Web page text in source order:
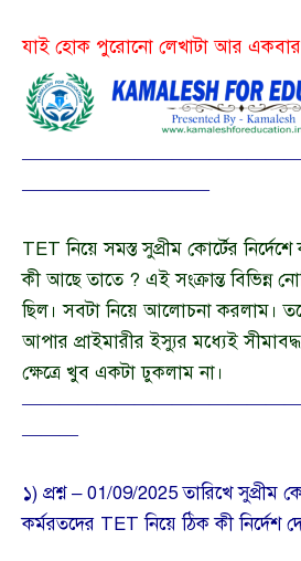
যাই হোক পুরোনো লেখাটা আর একবার
——————————
TET নিয়ে সমস্ত সুপ্রীম কোর্টের
কী আছে তাতে ? এই সংক্রান্ত বিভিন্ন
ছিল। সবটা নিয়ে আলোচনা করলাম।
আপার প্রাইমারীর ইস্যুর মধ্যেই
ক্ষেত্রে খুব একটা ঢুকলাম না।
———
১) প্রশ্ন – 01/09/2025 তারিখে সুপ্রীম
কর্মরতদের TET নিয়ে ঠিক কী নির্দেশ